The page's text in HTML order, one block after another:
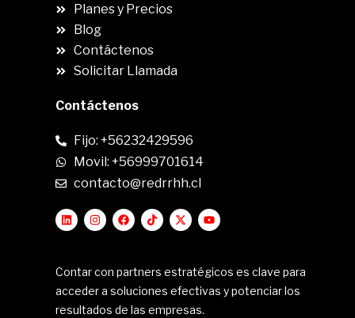
Planes y Precios
Blog
Contáctenos
Solicitar Llamada
Contáctenos
Fijo: +56232429596
Movil: +56999701614
contacto@redrrhh.cl
Contar con partners estratégicos es clave para
acceder a soluciones efectivas y potenciar los
resultados de las empresas.